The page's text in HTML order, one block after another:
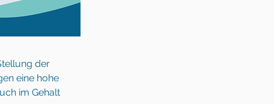
der
eine hohe
im Gehalt